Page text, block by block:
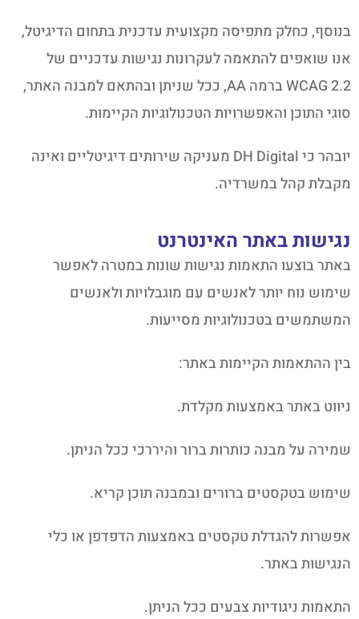
בנוסף, כחלק מתפיסה מקצועית עדכנית בתחום הדיגיטל,
אנו שואפים להתאמה לעקרונות נגישות עדכניים של
WCAG 2.2 ברמה AA, ככל שניתן ובהתאם למבנה האתר,
סוגי התוכן והאפשרויות הטכנולוגיות הקיימות.
יובהר כי DH Digital מעניקה שירותים דיגיטליים ואינה
מקבלת קהל במשרדיה.
נגישות באתר האינטרנט
באתר בוצעו התאמות נגישות שונות במטרה לאפשר
שימוש נוח יותר לאנשים עם מוגבלויות ולאנשים
המשתמשים בטכנולוגיות מסייעות.
בין ההתאמות הקיימות באתר:
ניווט באתר באמצעות מקלדת.
שמירה על מבנה כותרות ברור והיררכי ככל הניתן.
שימוש בטקסטים ברורים ובמבנה תוכן קריא.
אפשרות להגדלת טקסטים באמצעות הדפדפן או כלי
הנגישות באתר.
התאמות ניגודיות צבעים ככל הניתן.